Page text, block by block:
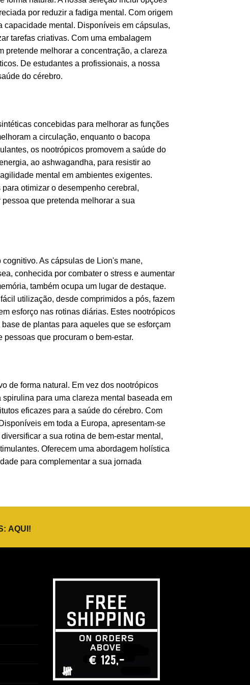
por reduzir a fadiga mental. Com origem
capacidade mental. Disponíveis em cápsulas,
tarefas criativas. Com uma embalagem
pretende melhorar a concentração, a clareza
De estudantes a profissionais, a nossa
do cérebro.
concebidas para melhorar as funções
a circulação, enquanto o bacopa
os nootrópicos promovem a saúde do
ao ashwagandha, para resistir ao
mental em ambientes exigentes.
otimizar o desempenho cerebral,
que pretenda melhorar a sua
As cápsulas de Lion's mane,
conhecida por combater o stress e aumentar
também ocupa um lugar de destaque.
utilização, desde comprimidos a pós, fazem
esforço nas rotinas diárias. Estes nootrópicos
de plantas para aqueles que se esforçam
que procuram o bem-estar.
de forma natural. Em vez dos nootrópicos
para uma clareza mental baseada em
eficazes para a saúde do cérebro. Com
em toda a Europa, apresentam-se
a sua rotina de bem-estar mental,
Oferecem uma abordagem holística
para complementar a sua jornada
AQUI !